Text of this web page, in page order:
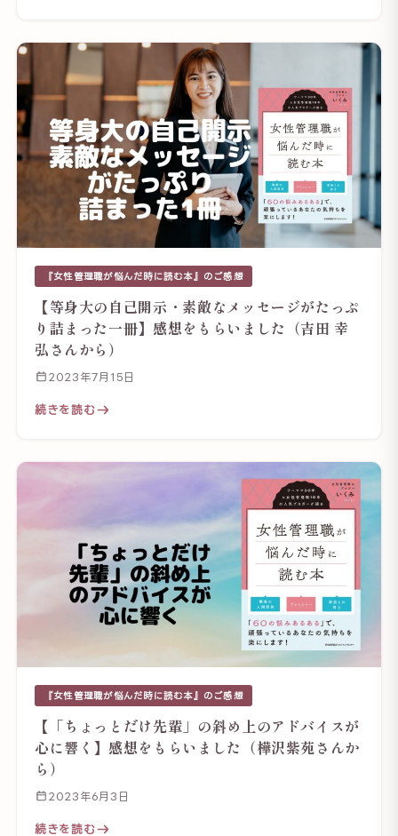
『女性管理職が悩んだ時に読む本』のご感想
【等身大の自己開示・素敵なメッセージがたっぷ
り詰まった一冊】感想をもらいました（吉田 幸
弘さんから）
2023年7月15日
続きを読む
『女性管理職が悩んだ時に読む本』のご感想
【「ちょっとだけ先輩」の斜め上のアドバイスが
心に響く】感想をもらいました（樺沢紫苑さんか
ら）
2023年6月3日
続きを読む